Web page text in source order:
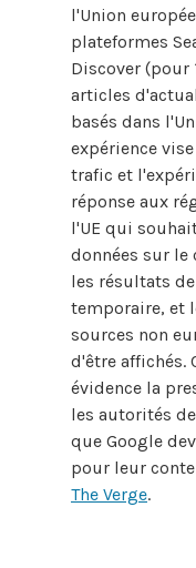
l'Union
plateformes
Discover (pour
articles
basés dans
expérience
trafic et
réponse aux
l'UE qui
données sur le
les résultats
temporaire, et
sources non
d'être affichés.
évidence la
les autorités
que Google
pour leur
The Verge.